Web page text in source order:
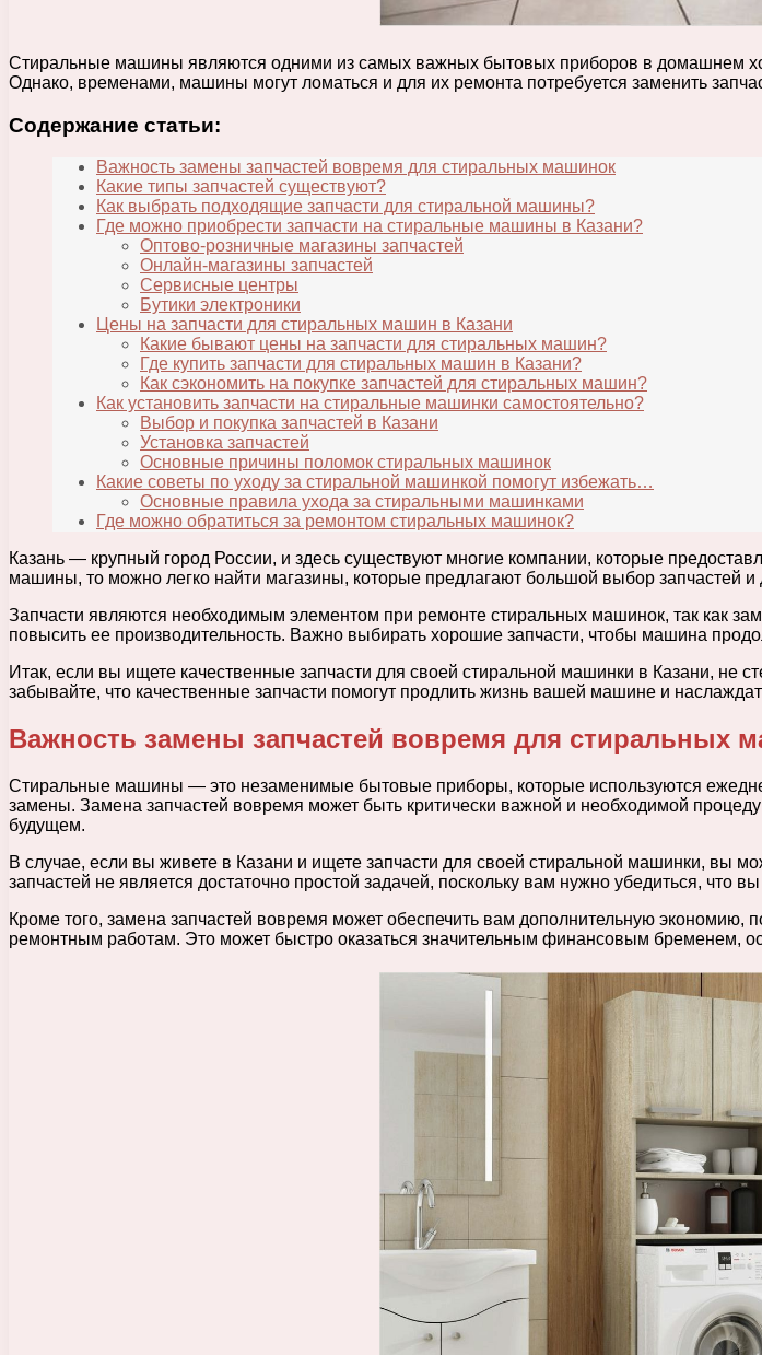
Стиральные машины являются одними из самых важных бытовых приборов в домашнем
Однако, временами, машины могут ломаться и для их ремонта потребуется заменить
Содержание статьи:
Важность замены запчастей вовремя для стиральных машинок
Какие типы запчастей существуют?
Как выбрать подходящие запчасти для стиральной машины?
Где можно приобрести запчасти на стиральные машины в Казани?
Оптово-розничные магазины запчастей
Онлайн-магазины запчастей
Сервисные центры
Бутики электроники
Цены на запчасти для стиральных машин в Казани
Какие бывают цены на запчасти для стиральных машин?
Где купить запчасти для стиральных машин в Казани?
Как сэкономить на покупке запчастей для стиральных машин?
Как установить запчасти на стиральные машинки самостоятельно?
Выбор и покупка запчастей в Казани
Установка запчастей
Основные причины поломок стиральных машинок
Какие советы по уходу за стиральной машинкой помогут избежать…
Основные правила ухода за стиральными машинками
Где можно обратиться за ремонтом стиральных машинок?
Казань — крупный город России, и здесь существуют многие компании, которые
машины, то можно легко найти магазины, которые предлагают большой выбор запчастей и
Запчасти являются необходимым элементом при ремонте стиральных машинок, так как
повысить ее производительность. Важно выбирать хорошие запчасти, чтобы машина
Итак, если вы ищете качественные запчасти для своей стиральной машинки в Казани, не
забывайте, что качественные запчасти помогут продлить жизнь вашей машине и
Важность замены запчастей вовремя для стиральных
Стиральные машины — это незаменимые бытовые приборы, которые используются
замены. Замена запчастей вовремя может быть критически важной и необходимой
будущем.
В случае, если вы живете в Казани и ищете запчасти для своей стиральной машинки, вы
запчастей не является достаточно простой задачей, поскольку вам нужно убедиться,
Кроме того, замена запчастей вовремя может обеспечить вам дополнительную
ремонтным работам. Это может быстро оказаться значительным финансовым бременем,